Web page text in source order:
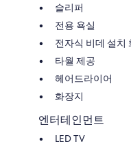
슬리퍼
전용 욕실
전자식 비데 설치
타월 제공
헤어드라이어
화장지
엔터테인먼트
LED TV